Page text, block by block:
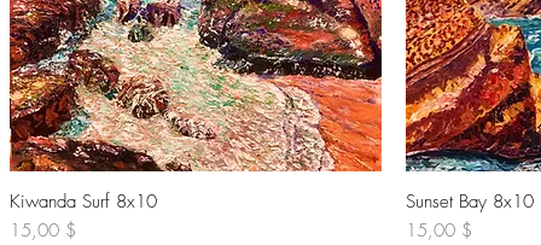
Schnellansicht
Kiwanda Surf 8x10
Preis
15,00 $
Sunset Bay 8x10
Preis
15,00 $